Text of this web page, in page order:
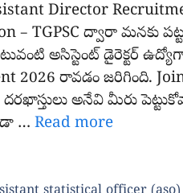
Director
– TGPSC ద్వారా
అసిస్టెంట్ డైరెక్టర్
2026 రావడం జరిగింది.
అనేవి మీరు
… Read more